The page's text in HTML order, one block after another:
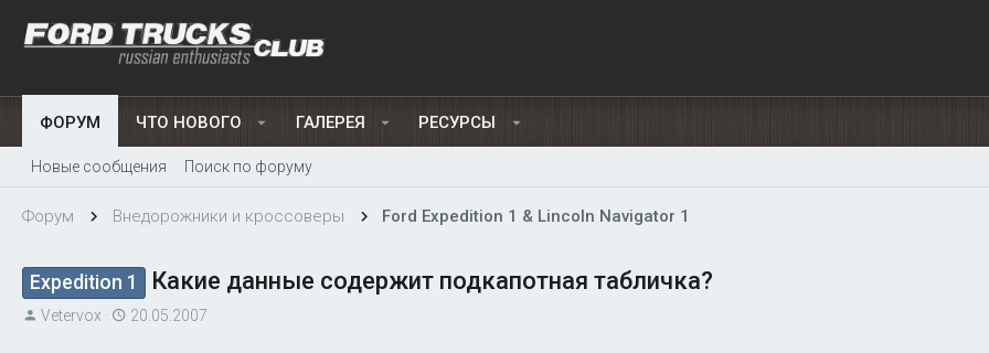
ФОРУМ ЧТО НОВОГО ГАЛЕРЕЯ РЕСУРСЫ
Новые сообщения Поиск по форуму
Форум Внедорожники и кроссоверы Ford Expedition 1 & Lincoln Navigator 1
Expedition 1 Какие данные содержит подкапотная табличка?
А
Vetervox
Д
20.05.2007